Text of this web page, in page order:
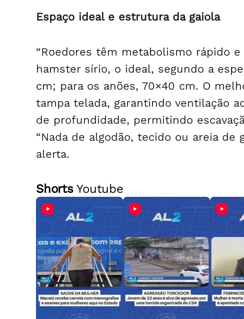
Espaço ideal e estrutura da gaiola
“Roedores têm metabolismo rápido e
hamster sírio, o ideal, segundo a
cm; para os anões, 70×40 cm. O
tampa telada, garantindo ventilação
de profundidade, permitindo
“Nada de algodão, tecido ou areia de
alerta.
ShortsYoutube